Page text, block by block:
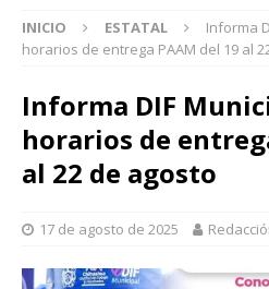
INICIO ESTATAL
Informa
horarios de entrega PAAM del 19 al
Informa DIF
horarios de
al 22 de agosto
17 de agosto de 2025